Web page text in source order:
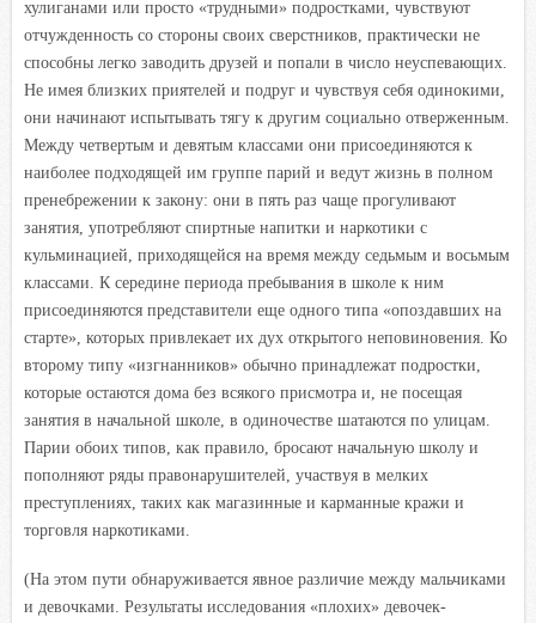
хулиганами или просто «трудными» подростками, чувствуют
отчужденность со стороны своих сверстников, практически не
способны легко заводить друзей и попали в число неуспевающих.
Не имея близких приятелей и подруг и чувствуя себя одинокими,
они начинают испытывать тягу к другим социально отверженным.
Между четвертым и девятым классами они присоединяются к
наиболее подходящей им группе парий и ведут жизнь в полном
пренебрежении к закону: они в пять раз чаще прогуливают
занятия, употребляют спиртные напитки и наркотики с
кульминацией, приходящейся на время между седьмым и восьмым
классами. К середине периода пребывания в школе к ним
присоединяются представители еще одного типа «опоздавших на
старте», которых привлекает их дух открытого неповиновения. Ко
второму типу «изгнанников» обычно принадлежат подростки,
которые остаются дома без всякого присмотра и, не посещая
занятия в начальной школе, в одиночестве шатаются по улицам.
Парии обоих типов, как правило, бросают начальную школу и
пополняют ряды правонарушителей, участвуя в мелких
преступлениях, таких как магазинные и карманные кражи и
торговля наркотиками.
(На этом пути обнаруживается явное различие между мальчиками
и девочками. Результаты исследования «плохих» девочек-